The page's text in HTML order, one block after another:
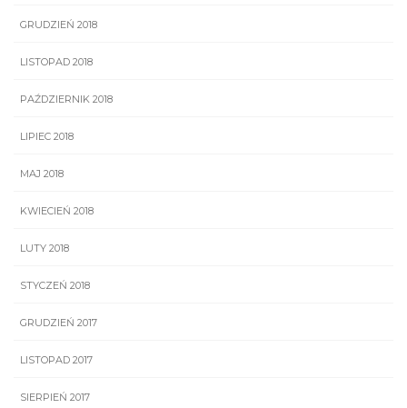
GRUDZIEŃ 2018
LISTOPAD 2018
PAŹDZIERNIK 2018
LIPIEC 2018
MAJ 2018
KWIECIEŃ 2018
LUTY 2018
STYCZEŃ 2018
GRUDZIEŃ 2017
LISTOPAD 2017
SIERPIEŃ 2017